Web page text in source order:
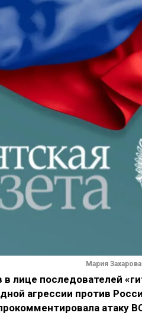
Мария
лице последователей
агрессии против
атаку